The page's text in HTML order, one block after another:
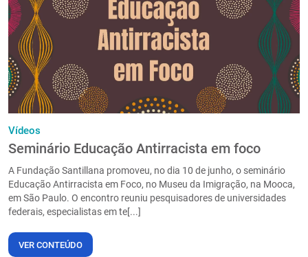
PT
Vídeos
Seminário Educação Antirracista em foco
A Fundação Santillana promoveu, no dia 10 de junho, o seminário
Educação Antirracista em Foco, no Museu da Imigração, na Mooca,
em São Paulo. O encontro reuniu pesquisadores de universidades
federais, especialistas em te[...]
VER CONTEÚDO